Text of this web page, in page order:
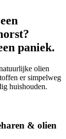
paniek.
olien
er simpelweg
huishouden.
haren & olien